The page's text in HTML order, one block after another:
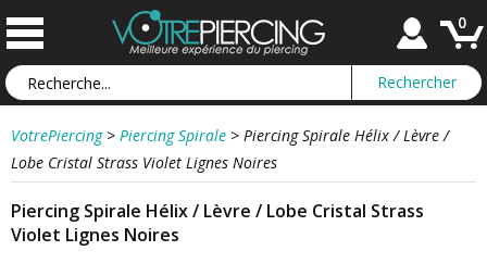
0
VotrePiercing > Piercing Spirale > Piercing Spirale Hélix / Lèvre /
Lobe Cristal Strass Violet Lignes Noires
Piercing Spirale Hélix / Lèvre / Lobe Cristal Strass
Violet Lignes Noires